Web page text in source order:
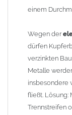
einem
Wegen der
dürfen
verzinkten
Metalle
insbesondere
fließt. Lösung:
Trennstreifen